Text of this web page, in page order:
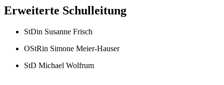
Erweiterte Schulleitung
StDin Susanne Frisch
OStRin Simone Meier-Hauser
StD Michael Wolfrum